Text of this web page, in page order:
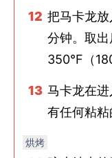
把马卡龙
分钟。取出
350°F（
马卡龙在
有任何粘粘
烘烤